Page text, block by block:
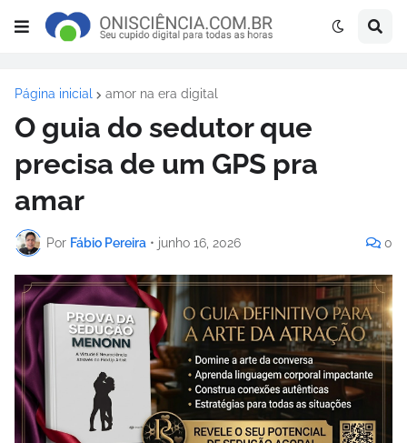
Página inicial amor na era digital
O guia do sedutor que
precisa de um GPS pra
amar
Por Fábio Pereira • junho 16, 2026 0